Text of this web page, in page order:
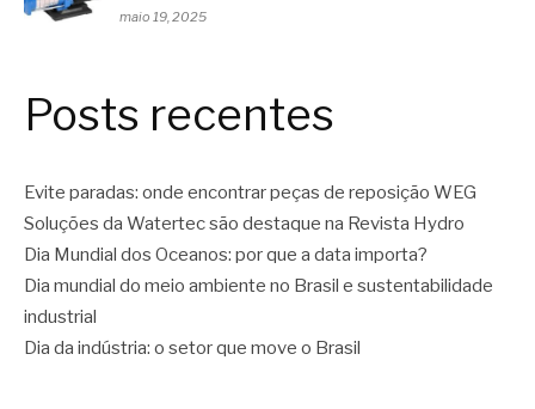
maio 19, 2025
Posts recentes
Evite paradas: onde encontrar peças de reposição WEG
Soluções da Watertec são destaque na Revista Hydro
Dia Mundial dos Oceanos: por que a data importa?
Dia mundial do meio ambiente no Brasil e sustentabilidade
industrial
Dia da indústria: o setor que move o Brasil